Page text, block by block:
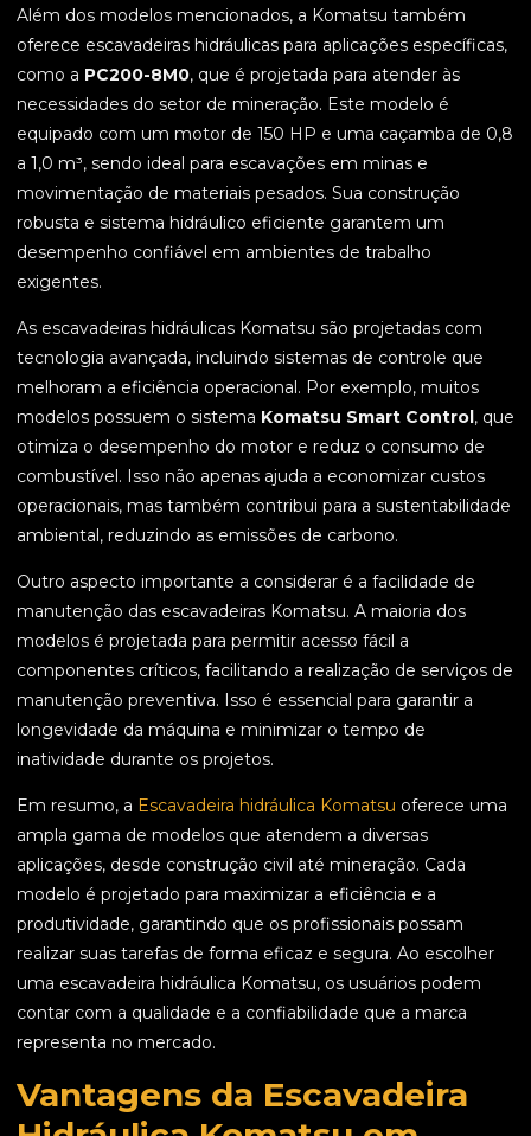
Além dos modelos mencionados, a Komatsu também
oferece escavadeiras hidráulicas para aplicações específicas,
como a PC200-8M0, que é projetada para atender às
necessidades do setor de mineração. Este modelo é
equipado com um motor de 150 HP e uma caçamba de 0,8
a 1,0 m³, sendo ideal para escavações em minas e
movimentação de materiais pesados. Sua construção
robusta e sistema hidráulico eficiente garantem um
desempenho confiável em ambientes de trabalho
exigentes.
As escavadeiras hidráulicas Komatsu são projetadas com
tecnologia avançada, incluindo sistemas de controle que
melhoram a eficiência operacional. Por exemplo, muitos
modelos possuem o sistema Komatsu Smart Control, que
otimiza o desempenho do motor e reduz o consumo de
combustível. Isso não apenas ajuda a economizar custos
operacionais, mas também contribui para a sustentabilidade
ambiental, reduzindo as emissões de carbono.
Outro aspecto importante a considerar é a facilidade de
manutenção das escavadeiras Komatsu. A maioria dos
modelos é projetada para permitir acesso fácil a
componentes críticos, facilitando a realização de serviços de
manutenção preventiva. Isso é essencial para garantir a
longevidade da máquina e minimizar o tempo de
inatividade durante os projetos.
Em resumo, a Escavadeira hidráulica Komatsu oferece uma
ampla gama de modelos que atendem a diversas
aplicações, desde construção civil até mineração. Cada
modelo é projetado para maximizar a eficiência e a
produtividade, garantindo que os profissionais possam
realizar suas tarefas de forma eficaz e segura. Ao escolher
uma escavadeira hidráulica Komatsu, os usuários podem
contar com a qualidade e a confiabilidade que a marca
representa no mercado.
Vantagens da Escavadeira